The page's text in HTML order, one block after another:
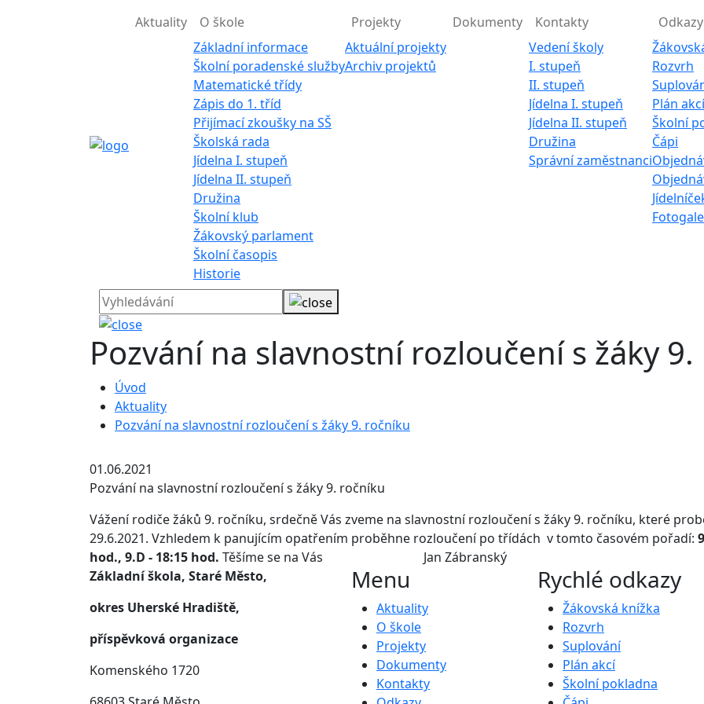
Aktuality
O škole
Základní informace
Školní poradenské služby
Matematické třídy
Zápis do 1. tříd
Přijímací zkoušky na SŠ
Školská rada
Jídelna I. stupeň
Jídelna II. stupeň
Družina
Školní klub
Žákovský parlament
Školní časopis
Historie
Projekty
Aktuální projekty
Archiv projektů
Dokumenty
Kontakty
Vedení školy
I. stupeň
II. stupeň
Jídelna I. stupeň
Jídelna II. stupeň
Družina
Správní zaměstnanci
Odkazy
Rozvrh
Plán akcí
Školní
Čápi
Pozvání na slavnostní rozloučení s žáky
Úvod
Aktuality
Pozvání na slavnostní rozloučení s žáky 9. ročníku
01.06.2021
Pozvání na slavnostní rozloučení s žáky 9. ročníku
Vážení rodiče žáků 9. ročníku, srdečně Vás zveme na slavnostní rozloučení s žáky 9. ročníku, které
29.6.2021. Vzhledem k panujícím opatřením proběhne rozloučení po třídách v tomto časovém pořadí:
hod., 9.D - 18:15 hod. Těšíme se na Vás Jan Zábranský
Základní škola, Staré Město,
okres Uherské Hradiště,
příspěvková organizace
Komenského 1720
Menu
Aktuality
O škole
Projekty
Dokumenty
Kontakty
Rychlé odkazy
Žákovská knížka
Rozvrh
Suplování
Plán akcí
Školní pokladna